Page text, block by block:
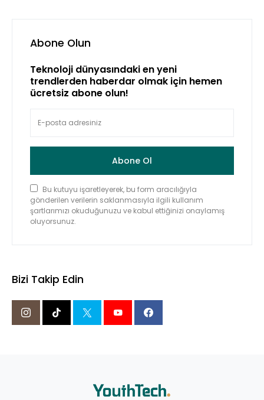
Abone Olun
Teknoloji dünyasındaki en yeni
trendlerden haberdar olmak için hemen
ücretsiz abone olun!
Abone Ol
Bu kutuyu işaretleyerek, bu form aracılığıyla
gönderilen verilerin saklanmasıyla ilgili kullanım
şartlarımızı okuduğunuzu ve kabul ettiğinizi onaylamış
oluyorsunuz.
Bizi Takip Edin